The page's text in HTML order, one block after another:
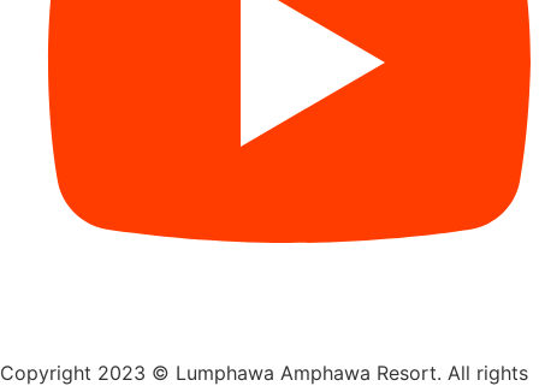
Copyright 2023 © Lumphawa Amphawa Resort. All rights